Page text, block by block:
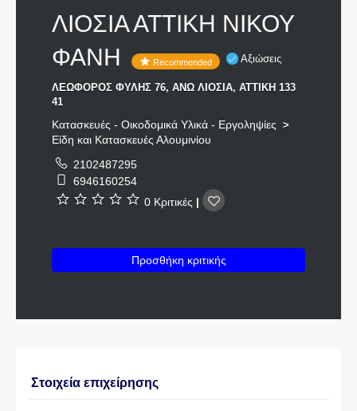
ΛΙΟΣΙΑ ΑΤΤΙΚΗ ΝΙΚΟΥ
ΦΑΝΗ
Recommended Αξιώσεις
ΛΕΩΦΟΡΟΣ ΦΥΛΗΣ 76, ΑΝΩ ΛΙΟΣΙΑ, ΑΤΤΙΚΗ 133
41
Κατασκευές - Οικοδομικά Υλικά - Εργοληψίες >
Είδη και Κατασκευές Αλουμινίου
2102487295
6946160254
0 Κριτικές |
Προσθήκη κριτικής
Στοιχεία επιχείρησης